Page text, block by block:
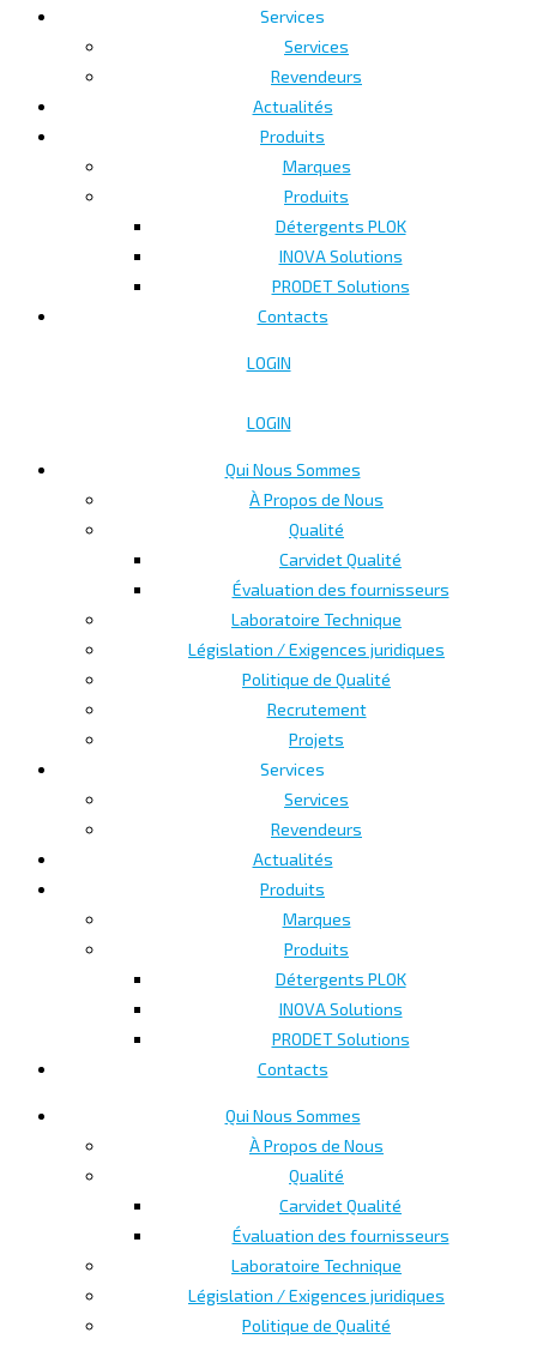
Services
Services
Revendeurs
Actualités
Produits
Marques
Produits
Détergents PLOK
INOVA Solutions
PRODET Solutions
Contacts
LOGIN
LOGIN
Qui Nous Sommes
À Propos de Nous
Qualité
Carvidet Qualité
Évaluation des fournisseurs
Laboratoire Technique
Législation / Exigences juridiques
Politique de Qualité
Recrutement
Projets
Services
Services
Revendeurs
Actualités
Produits
Marques
Produits
Détergents PLOK
INOVA Solutions
PRODET Solutions
Contacts
Qui Nous Sommes
À Propos de Nous
Qualité
Carvidet Qualité
Évaluation des fournisseurs
Laboratoire Technique
Législation / Exigences juridiques
Politique de Qualité